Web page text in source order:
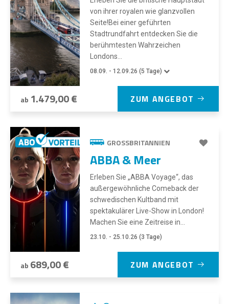
von ihrer royalen wie glanzvollen
Seite!Bei einer geführten
Stadtrundfahrt entdecken Sie die
berühmtesten Wahrzeichen
Londons...
08.09. - 12.09.26 (5 Tage)
ab 1.479,00 € ZUM ANGEBOT
GROSSBRITANNIEN
ABBA & Meer
Erleben Sie „ABBA Voyage“, das
außergewöhnliche Comeback der
schwedischen Kultband mit
spektakulärer Live-Show in London!
Machen Sie eine Zeitreise in...
23.10. - 25.10.26 (3 Tage)
ab 689,00 € ZUM ANGEBOT